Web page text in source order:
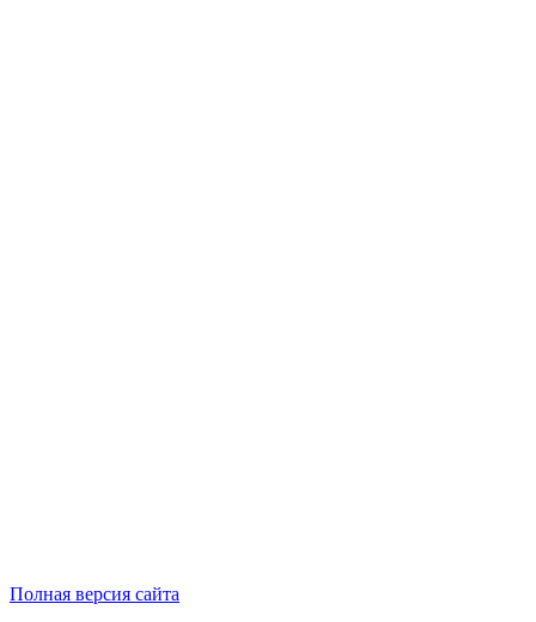
Полная версия сайта